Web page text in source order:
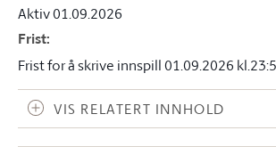
Aktiv 01.09.2026
Frist:
Frist for å skrive innspill 01.09.2026
VIS RELATERT INNHOLD